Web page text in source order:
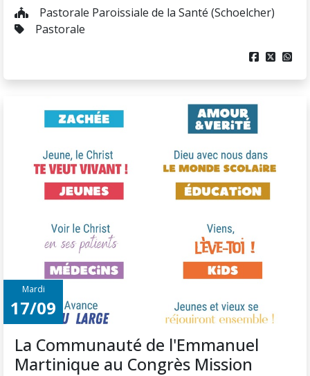
Pastorale Paroissiale de la Santé (Schoelcher)
Pastorale
  
Mardi
17/09
La Communauté de l'Emmanuel
Martinique au Congrès Mission